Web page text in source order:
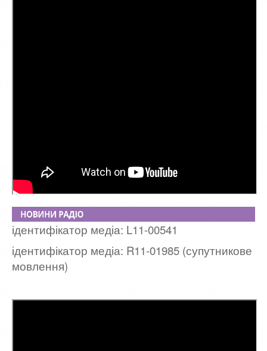
ідентифікатор медіа: L11-00541
ідентифікатор медіа: R11-01985 (супутникове
мовлення)